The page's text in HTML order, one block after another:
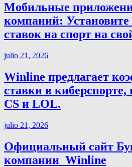
Мобильные
компаний:
ставок на спорт на
julio 21, 2026
Winline предлагает
ставки в
CS и LOL.
julio 21, 2026
Официальный сайт
компании ️ Winline